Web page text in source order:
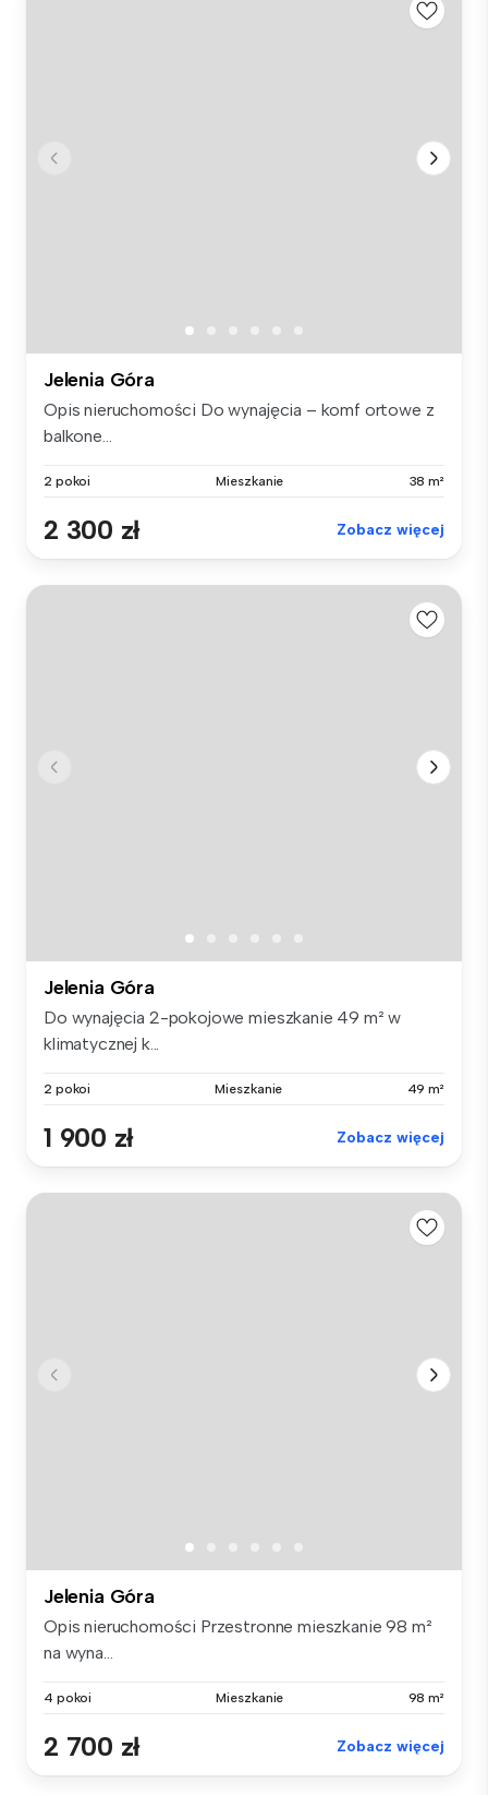
Jelenia Góra
Opis nieruchomości Do wynajęcia – komf ortowe z
balkone...
2 pokoi Mieszkanie 38 m²
2 300 zł Zobacz więcej
Jelenia Góra
Do wynajęcia 2-pokojowe mieszkanie 49 m² w
klimatycznej k...
2 pokoi Mieszkanie 49 m²
1 900 zł Zobacz więcej
Jelenia Góra
Opis nieruchomości Przestronne mieszkanie 98 m²
na wyna...
4 pokoi Mieszkanie 98 m²
2 700 zł Zobacz więcej